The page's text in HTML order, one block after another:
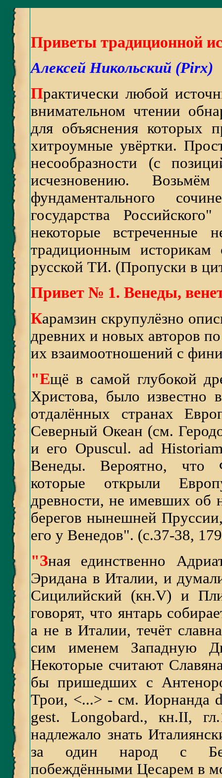
Приветы традиционной
Алексей Никольский (Pirx)
Практически любой
внимательном чтении
для объяснения которых
хитроумные увёртки.
несообразности (с
исчезновению.
фундаментального
государства
некоторые встреченные
традиционным историкам
русской ТИ. (Пропуски в
Привет № 1. Венеды,
Карамзин скрупулёзно
древних и новых авторов
их взаимоотношений с
"Ещё в самой глубокой
Христова, было известно
отдалённых странах
Северный Океан (см.
и его Opuscul. ad
Венеды. Вероятно, что
которые открыли
древности, не имевших об
берегов нынешней
его у Венедов". (с.37-38,
"Зная единственно
Эридана в Италии, и
Сицилийский (кн.V) и
говорят, что янтарь
а не в Италии, течёт
сим именем Западную
Некоторые считают
бы пришедших с
Трои, <...> - см. Иорнанда
gest. Longobard., кн.II,
надлежало знать
за один народ с
побеждёнными Цесарем в